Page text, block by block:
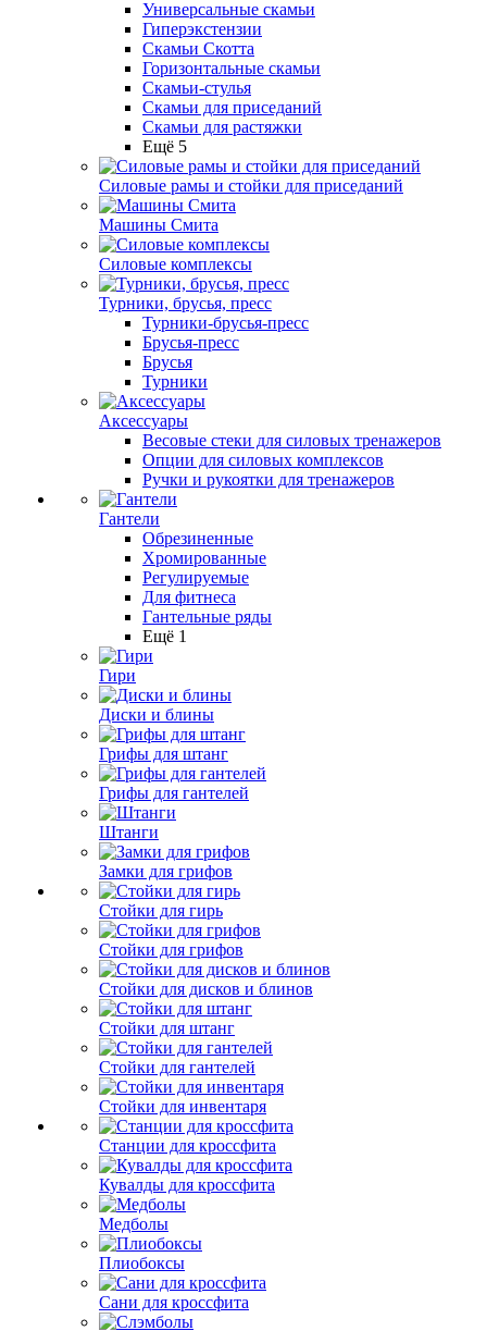
Универсальные скамьи
Гиперэкстензии
Скамьи Скотта
Горизонтальные скамьи
Скамьи-стулья
Скамьи для приседаний
Скамьи для растяжки
Ещё 5
Силовые рамы и стойки для приседаний
Машины Смита
Силовые комплексы
Турники, брусья, пресс
Турники-брусья-пресс
Брусья-пресс
Брусья
Турники
Аксессуары
Весовые стеки для силовых тренажеров
Опции для силовых комплексов
Ручки и рукоятки для тренажеров
Гантели
Обрезиненные
Хромированные
Регулируемые
Для фитнеса
Гантельные ряды
Ещё 1
Гири
Диски и блины
Грифы для штанг
Грифы для гантелей
Штанги
Замки для грифов
Стойки для гирь
Стойки для грифов
Стойки для дисков и блинов
Стойки для штанг
Стойки для гантелей
Стойки для инвентаря
Станции для кроссфита
Кувалды для кроссфита
Медболы
Плиобоксы
Сани для кроссфита